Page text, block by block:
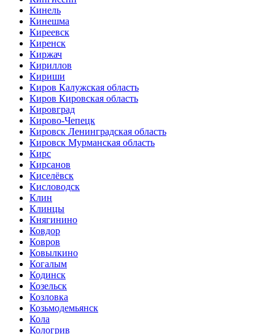
Кинель
Кинешма
Киреевск
Киренск
Киржач
Кириллов
Кириши
Киров Калужская область
Киров Кировская область
Кировград
Кирово-Чепецк
Кировск Ленинградская область
Кировск Мурманская область
Кирс
Кирсанов
Киселёвск
Кисловодск
Клин
Клинцы
Княгинино
Ковдор
Ковров
Ковылкино
Когалым
Кодинск
Козельск
Козловка
Козьмодемьянск
Кола
Кологрив